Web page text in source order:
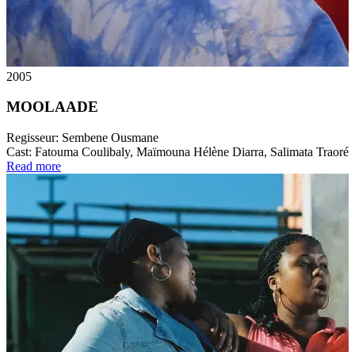
2005
MOOLAADE
Regisseur: Sembene Ousmane
Cast: Fatouma Coulibaly, Maïmouna Hélène Diarra, Salimata Traoré
Read more